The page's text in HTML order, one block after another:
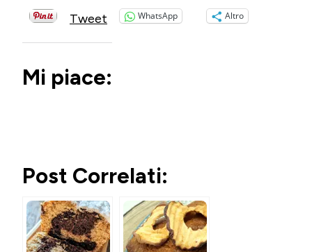
Tweet WhatsApp Altro
Mi piace:
Post Correlati: